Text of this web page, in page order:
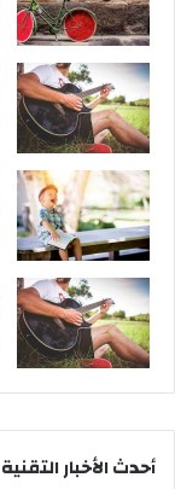
أحدث الأخبار التقنية